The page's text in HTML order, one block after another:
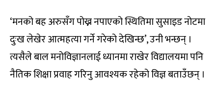
‘मनको बह अरुसँग पोख्न नपाएको स्थितिमा सुसाइड नोटमा
दुःख लेखेर आत्महत्या गर्ने गरेको देखिन्छ’, उनी भन्छन् ।
त्यसैले बाल मनोविज्ञानलाई ध्यानमा राखेर विद्यालयमा पनि
नैतिक शिक्षा प्रवाह गरिनु आवश्यक रहेको विज्ञ बताउँछन् ।